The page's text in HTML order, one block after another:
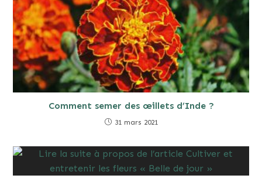
Comment semer des œillets d’Inde ?
31 mars 2021